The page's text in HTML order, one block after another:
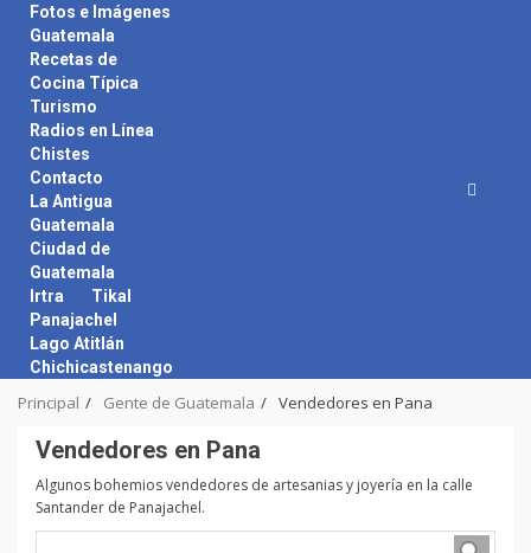
content
Fotos e Imágenes
Guatemala
Recetas de
Cocina Típica
Turismo
Radios en Línea
Chistes
Contacto
La Antigua
Guatemala
Ciudad de
Guatemala
Irtra
Tikal
Panajachel
Lago Atitlán
Chichicastenango
Principal Gente de Guatemala Vendedores en Pana
Vendedores en Pana
Algunos bohemios vendedores de artesanias y joyería en la calle
Santander de Panajachel.